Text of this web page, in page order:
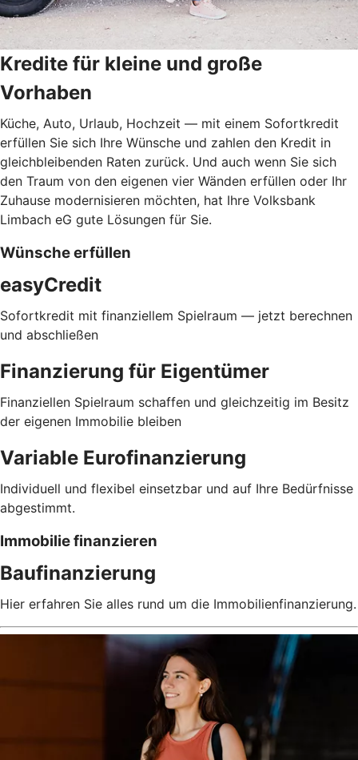
Kredite für kleine und große
Vorhaben
Küche, Auto, Urlaub, Hochzeit — mit einem Sofortkredit
erfüllen Sie sich Ihre Wünsche und zahlen den Kredit in
gleichbleibenden Raten zurück. Und auch wenn Sie sich
den Traum von den eigenen vier Wänden erfüllen oder Ihr
Zuhause modernisieren möchten, hat Ihre Volksbank
Limbach eG gute Lösungen für Sie.
Wünsche erfüllen
easyCredit
Sofortkredit mit finanziellem Spielraum — jetzt berechnen
und abschließen
Finanzierung für Eigentümer
Finanziellen Spielraum schaffen und gleichzeitig im Besitz
der eigenen Immobilie bleiben
Variable Eurofinanzierung
Individuell und flexibel einsetzbar und auf Ihre Bedürfnisse
abgestimmt.
Immobilie finanzieren
Baufinanzierung
Hier erfahren Sie alles rund um die Immobilienfinanzierung.